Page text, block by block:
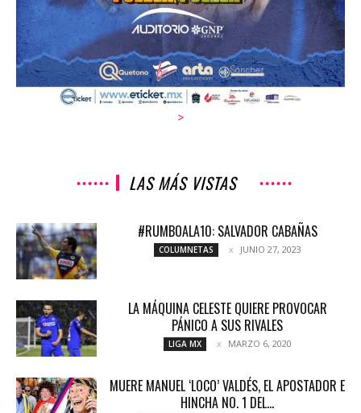
>
LAS MÁS VISTAS
#RUMBOALA10: SALVADOR CABAÑAS
COLUMNETAS JUNIO 27, 2023
LA MÁQUINA CELESTE QUIERE PROVOCAR
PÁNICO A SUS RIVALES
LIGA MX MARZO 6, 2020
MUERE MANUEL ‘LOCO’ VALDÉS, EL APOSTADOR E
HINCHA NO. 1 DEL...